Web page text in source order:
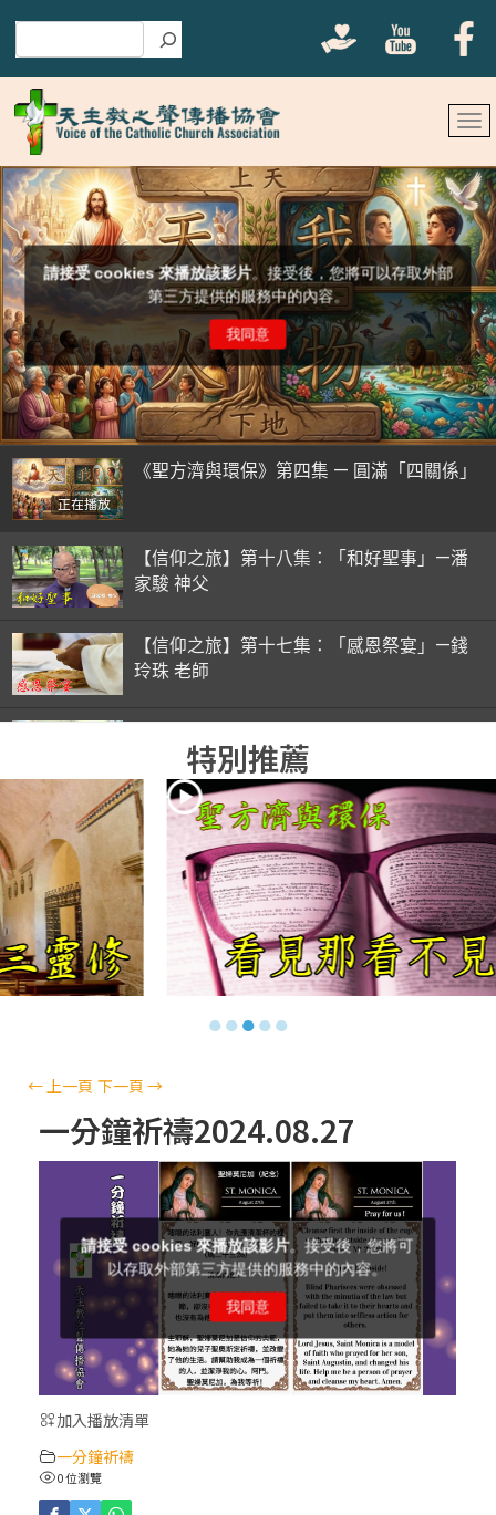
正在播放
《聖方濟與環保》第四集 — 圓滿「四關係」
【信仰之旅】第十八集：「和好聖事」—潘
家駿 神父
【信仰之旅】第十七集：「感恩祭宴」—錢
玲珠 老師
錢玲珠 老師
【信仰之旅】第十五集：「入門聖事」—錢
玲珠 老師
【信仰之旅】第十四集：「天主十誡(下)」
—金毓瑋 神父
【信仰之旅】第十三集：「天主十誡(上)」
—金毓瑋 神父
【信仰之旅】第十二集：「聖母、聖人」—
【信仰之旅】第十一集：「教 會」(推廣片)
【信仰之旅】第十一集：「教 會」—林必能
神父
【信仰之旅】第十集：「逾越奧蹟」— 錢玲
珠老師
(5)黃敏正主教帶你做「四旬期避靜」—【逾
特別推薦
●●●●●
← 上一頁 下一頁→
一分鐘祈禱2024.08.27
加入播放清單
一分鐘祈禱
0 位瀏覽